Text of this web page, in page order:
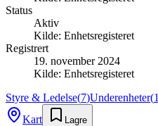
Status
Aktiv
Kilde: Enhetsregisteret
Registrert
19. november 2024
Kilde: Enhetsregisteret
Styre & Ledelse(7)Underenheter(1
Kart
Lagre